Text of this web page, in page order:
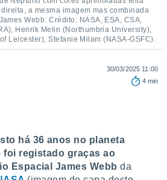
a mesma imagem mas combinada
Webb. Crédito: NASA, ESA, CSA,
Henrik Melin (Northumbria University),
Leicester), Stefanie Milam (NASA-GSFC).
30/03/2025 11:00
4 min
há 36 anos no planeta
foi registado graças ao
Espacial James Webbda